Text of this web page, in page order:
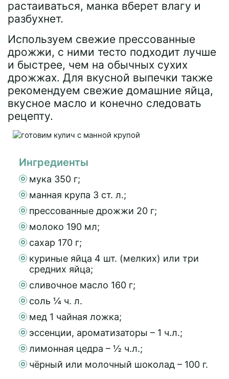
растаиваться, манка вберет влагу и
разбухнет.
Используем свежие прессованные
дрожжи, с ними тесто подходит лучше
и быстрее, чем на обычных сухих
дрожжах. Для вкусной выпечки также
рекомендуем свежие домашние яйца,
вкусное масло и конечно следовать
рецепту.
Ингредиенты
мука 350 г;
манная крупа 3 ст. л.;
прессованные дрожжи 20 г;
молоко 190 мл;
сахар 170 г;
куриные яйца 4 шт. (мелких) или три
средних яйца;
сливочное масло 160 г;
соль ¼ ч. л.
мед 1 чайная ложка;
эссенции, ароматизаторы – 1 ч.л.;
лимонная цедра – ½ ч.л.;
чёрный или молочный шоколад – 100 г.